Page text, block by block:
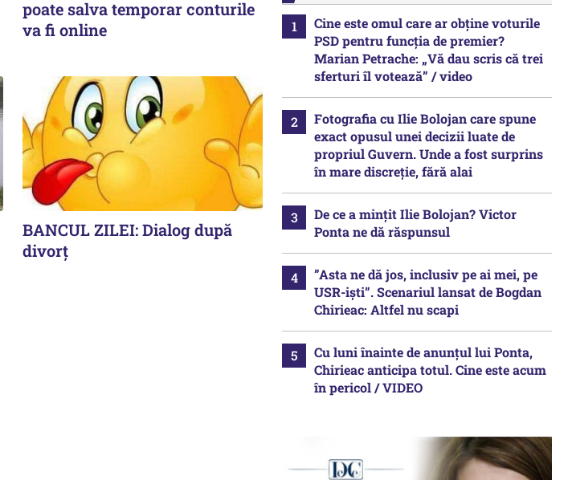
poate salva temporar conturile
va fi online
BANCUL ZILEI: Dialog după
divorț
Cine este omul care ar obține voturile
PSD pentru funcția de premier?
Marian Petrache: „Vă dau scris că trei
sferturi îl votează” / video
Fotografia cu Ilie Bolojan care spune
exact opusul unei decizii luate de
propriul Guvern. Unde a fost surprins
în mare discreție, fără alai
De ce a mințit Ilie Bolojan? Victor
Ponta ne dă răspunsul
”Asta ne dă jos, inclusiv pe ai mei, pe
USR-iști”. Scenariul lansat de Bogdan
Chirieac: Altfel nu scapi
Cu luni înainte de anunțul lui Ponta,
Chirieac anticipa totul. Cine este acum
în pericol / VIDEO